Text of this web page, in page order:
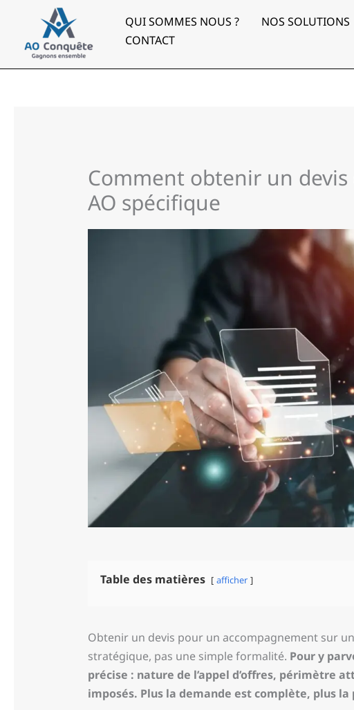
contenu
QUI SOMMES NOUS ? NOS SOLUTIONS
CONTACT
Comment obtenir un devis
AO spécifique
Table des matières afficher
Obtenir un devis pour un accompagnement sur
stratégique, pas une simple formalité. Pour y
précise : nature de l’appel d’offres, périmètre
imposés. Plus la demande est complète, plus